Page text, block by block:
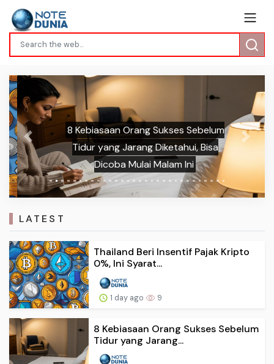
8 Kebiasaan Orang Sukses Sebelum
Tidur yang Jarang Diketahui, Bisa
Dicoba Mulai Malam Ini
Previous Next
LATEST
Thailand Beri Insentif Pajak Kripto
0%, Ini Syarat...
1 day ago 9
8 Kebiasaan Orang Sukses Sebelum
Tidur yang Jarang...